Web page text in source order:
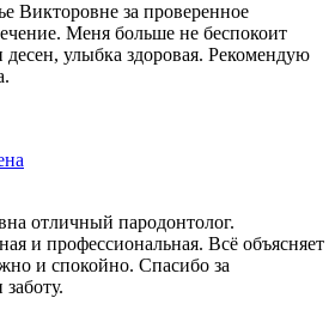
Викторовне за проверенное
Меня больше не беспокоит
десен, улыбка здоровая. Рекомендую
отличный пародонтолог.
и профессиональная. Всё объясняет
и спокойно. Спасибо за